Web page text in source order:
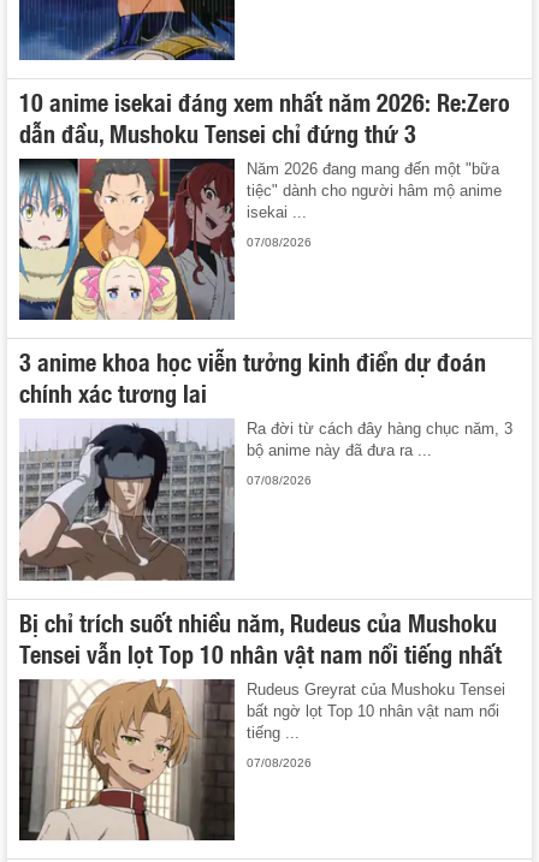
10 anime isekai đáng xem nhất năm 2026: Re:Zero
dẫn đầu, Mushoku Tensei chỉ đứng thứ 3
Năm 2026 đang mang đến một "bữa
tiệc" dành cho người hâm mộ anime
isekai ...
07/08/2026
3 anime khoa học viễn tưởng kinh điển dự đoán
chính xác tương lai
Ra đời từ cách đây hàng chục năm, 3
bộ anime này đã đưa ra ...
07/08/2026
Bị chỉ trích suốt nhiều năm, Rudeus của Mushoku
Tensei vẫn lọt Top 10 nhân vật nam nổi tiếng nhất
Rudeus Greyrat của Mushoku Tensei
bất ngờ lọt Top 10 nhân vật nam nổi
tiếng ...
07/08/2026